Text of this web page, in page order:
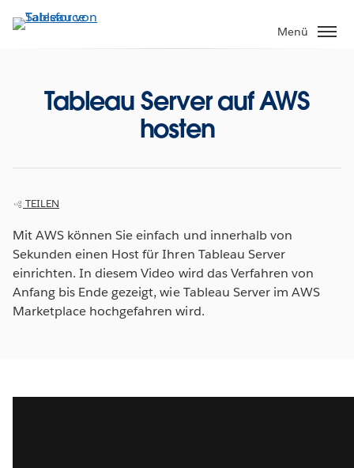
Direkt
zum
Menü
Tableau Server auf AWS
hosten
TEILEN
Mit AWS können Sie einfach und innerhalb von
Sekunden einen Host für Ihren Tableau Server
einrichten. In diesem Video wird das Verfahren von
Anfang bis Ende gezeigt, wie Tableau Server im AWS
Marketplace hochgefahren wird.